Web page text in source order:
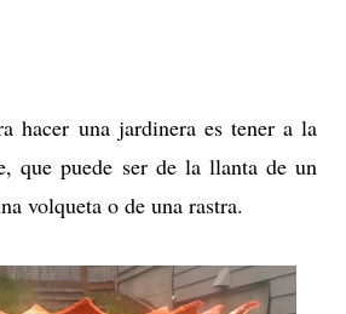
hacer una jardinera es tener a la
que puede ser de la llanta de un
volqueta o de una rastra.